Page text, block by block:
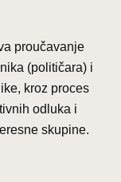
proučavanje
(političara) i
kroz proces
odluka i
skupine.